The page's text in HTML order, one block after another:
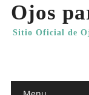
Ojos
Sitio Oficial de